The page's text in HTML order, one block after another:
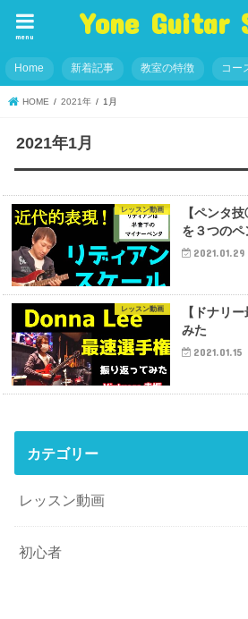
Yone Guitar
menu
Home 新着記事 教室の特徴 コー
HOME 2021年 1月
2021年1月
レッスン動画
【ペンタ
を３つのペ
2021.01.29
レッスン動画
【ドナリ
みた
2021.01.15
カテゴリー
レッスン動画
初心者